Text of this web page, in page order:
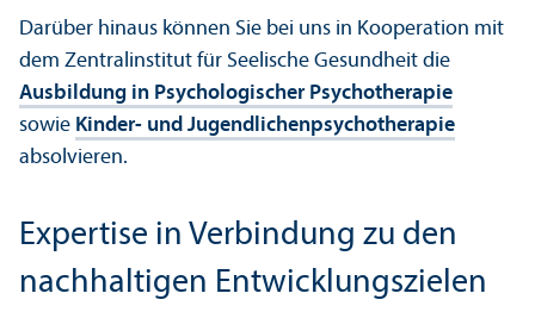
Darüber hinaus können Sie bei uns in Kooperation mit
dem Zentralinstitut für Seelische Gesundheit die
Ausbildung in Psychologischer Psychotherapie
sowie Kinder- und Jugendlichenpsychotherapie
absolvieren.
Expertise in Verbindung zu den
nachhaltigen Entwicklungs­zielen